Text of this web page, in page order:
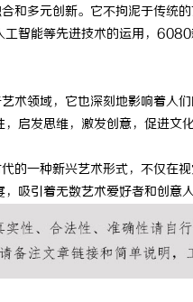
和多元创新。它不拘泥于传统
智能等先进技术的运用，
术领域，它也深刻地影响着人
启发思维，激发创意，促进文
的一种新兴艺术形式，不仅在
吸引着无数艺术爱好者和创意
麻花影视：打造中国喜